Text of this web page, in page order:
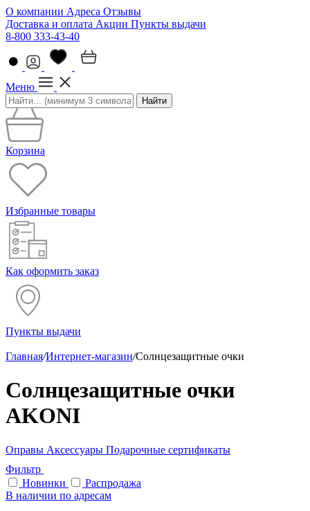
О компании Адреса Отзывы
Доставка и оплата Акции Пункты выдачи
8-800 333-43-40
Меню
Найти
Корзина
Избранные товары
Как оформить заказ
Пункты выдачи
Главная/Интернет-магазин/Солнцезащитные очки
Солнцезащитные очки
AKONI
Оправы Аксессуары Подарочные сертификаты
Фильтр
Новинки
Распродажа
В наличии по адресам